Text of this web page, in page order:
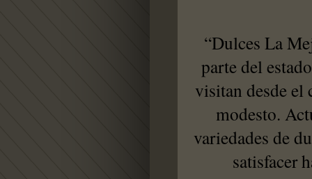
“Dulces La
parte del
visitan desde el
modesto.
variedades de
satisfacer